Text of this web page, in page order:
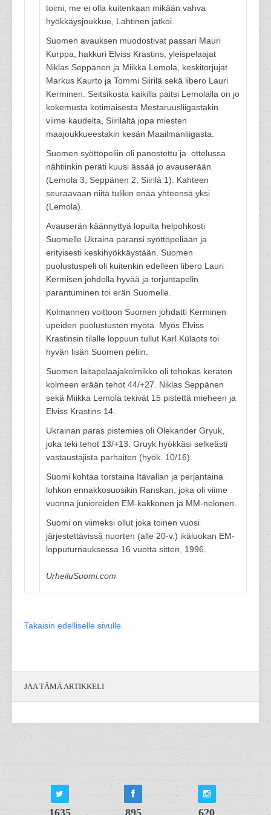
toimi, me ei olla kuitenkaan mikään vahva
hyökkäysjoukkue, Lahtinen jatkoi.
Suomen avauksen muodostivat passari Mauri
Kurppa, hakkuri Elviss Krastins, yleispelaajat
Niklas Seppänen ja Miikka Lemola, keskitorjujat
Markus Kaurto ja Tommi Siirilä sekä libero Lauri
Kerminen. Seitsikosta kaikilla paitsi Lemolalla on jo
kokemusta kotimaisesta Mestaruusliigastakin
viime kaudelta, Siirilältä jopa miesten
maajoukkueestakin kesän Maailmanliigasta.
Suomen syöttöpeliin oli panostettu ja ottelussa
nähtiinkin peräti kuusi ässää jo avauserään
(Lemola 3, Seppänen 2, Siirilä 1). Kahteen
seuraavaan niitä tulikin enää yhteensä yksi
(Lemola).
Avauserän käännyttyä lopulta helpohkosti
Suomelle Ukraina paransi syöttöpeliään ja
erityisesti keskihyökkäystään. Suomen
puolustuspeli oli kuitenkin edelleen libero Lauri
Kermisen johdolla hyvää ja torjuntapelin
parantuminen toi erän Suomelle.
Kolmannen voittoon Suomen johdatti Kerminen
upeiden puolustusten myötä. Myös Elviss
Krastinsin tilalle loppuun tullut Karl Külaots toi
hyvän lisän Suomen peliin.
Suomen laitapelaajakolmikko oli tehokas keräten
kolmeen erään tehot 44/+27. Niklas Seppänen
sekä Miikka Lemola tekivät 15 pistettä mieheen ja
Elviss Krastins 14.
Ukrainan paras pistemies oli Olekander Gryuk,
joka teki tehot 13/+13. Gruyk hyökkäsi selkeästi
vastaustajista parhaiten (hyök. 10/16).
Suomi kohtaa torstaina Itävallan ja perjantaina
lohkon ennakkosuosikin Ranskan, joka oli viime
vuonna junioreiden EM-kakkonen ja MM-nelonen.
Suomi on viimeksi ollut joka toinen vuosi
järjestettävissä nuorten (alle 20-v.) ikäluokan EM-
lopputurnauksessa 16 vuotta sitten, 1996.
UrheiluSuomi.com
Takaisin edelliselle sivulle
JAA TÄMÄ ARTIKKELI
1635 895 620